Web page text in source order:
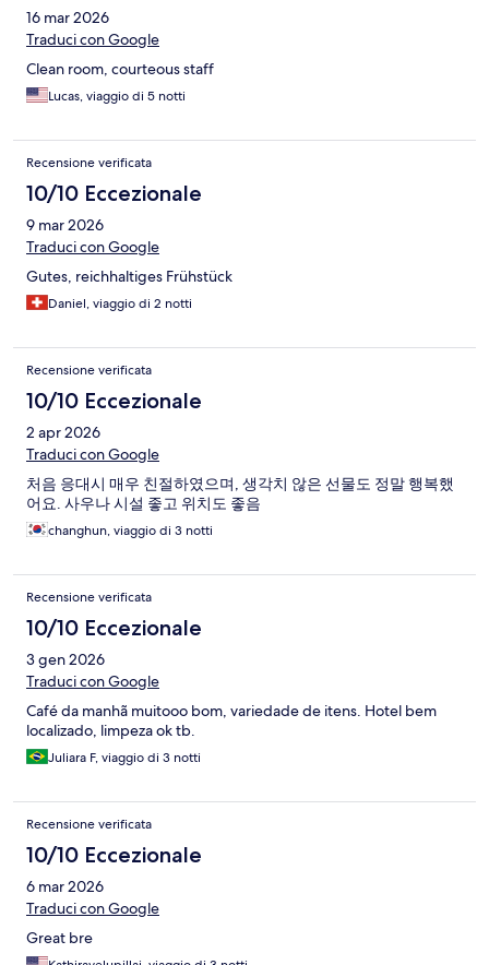
16 mar 2026
Traduci con Google
Clean room, courteous staff
Lucas, viaggio di 5 notti
Recensione verificata
10/10 Eccezionale
9 mar 2026
Traduci con Google
Gutes, reichhaltiges Frühstück
Daniel, viaggio di 2 notti
Recensione verificata
10/10 Eccezionale
2 apr 2026
Traduci con Google
처음 응대시 매우 친절하였으며, 생각치 않은 선물도 정말 행복했
어요. 사우나 시설 좋고 위치도 좋음
changhun, viaggio di 3 notti
Recensione verificata
10/10 Eccezionale
3 gen 2026
Traduci con Google
Café da manhã muitooo bom, variedade de itens. Hotel bem
localizado, limpeza ok tb.
Juliara F, viaggio di 3 notti
Recensione verificata
10/10 Eccezionale
6 mar 2026
Traduci con Google
Great bre